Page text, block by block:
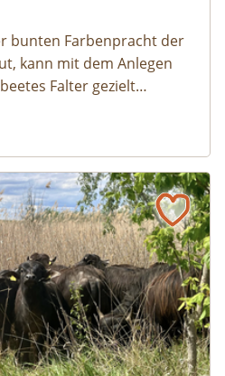
bunten Farbenpracht der
kann mit dem Anlegen
Falter gezielt
werden. Denn
schönen
der Big Five im Weinviertel
im Weinviertel